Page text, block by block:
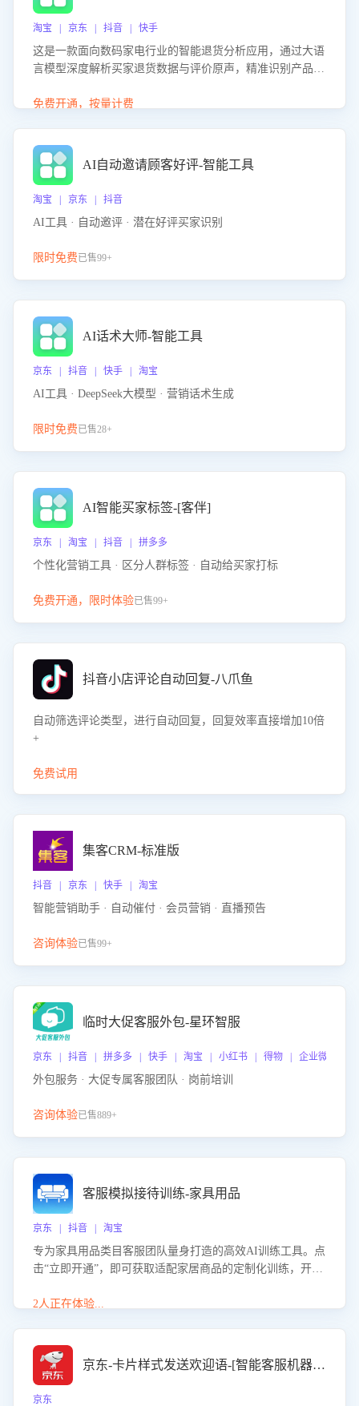
淘宝 | 京东 | 抖音 | 快手
这是一款面向数码家电行业的智能退货分析应用，通过大语
言模型深度解析买家退货数据与评价原声，精准识别产品质
改进建议，通过挖掘用户痛点驱动产品迭代，从根本上降低
免费开通，按量计费
AI自动邀请顾客好评-智能工具
淘宝 | 京东 | 抖音
AI工具 · 自动邀评 · 潜在好评买家识别
限时免费已售99+
AI话术大师-智能工具
京东 | 抖音 | 快手 | 淘宝
AI工具 · DeepSeek大模型 · 营销话术生成
限时免费已售28+
AI智能买家标签-[客伴]
京东 | 淘宝 | 抖音 | 拼多多
个性化营销工具 · 区分人群标签 · 自动给买家打标
免费开通，限时体验已售99+
抖音小店评论自动回复-八爪鱼
自动筛选评论类型，进行自动回复，回复效率直接增加10倍
+
免费试用
集客CRM-标准版
抖音 | 京东 | 快手 | 淘宝
智能营销助手 · 自动催付 · 会员营销 · 直播预告
咨询体验已售99+
临时大促客服外包-星环智服
京东 | 抖音 | 拼多多 | 快手 | 淘宝 | 小红书 | 得物 | 企业微信
外包服务 · 大促专属客服团队 · 岗前培训
咨询体验已售889+
客服模拟接待训练-家具用品
京东 | 抖音 | 淘宝
专为家具用品类目客服团队量身打造的高效AI训练工具。点
击“立即开通”，即可获取适配家居商品的定制化训练，开启
能、尺寸参数咨询等高频场景下的专业应对能力。
2人正在体验...
京东-卡片样式发送欢迎语-[智能客服机器人]
京东